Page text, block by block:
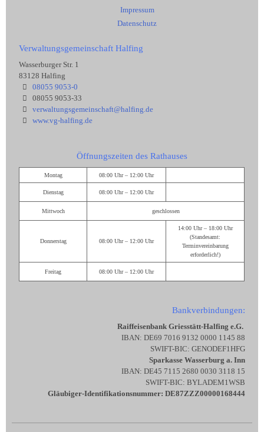
Impressum
Datenschutz
Verwaltungsgemeinschaft Halfing
Wasserburger Str. 1
83128 Halfing
08055 9053-0
08055 9053-33
verwaltungsgemeinschaft@halfing.de
www.vg-halfing.de
Öffnungszeiten des Rathauses
Montag 08:00 Uhr – 12:00 Uhr
Dienstag 08:00 Uhr – 12:00 Uhr
Mittwoch geschlossen
Donnerstag 08:00 Uhr – 12:00 Uhr
14:00 Uhr – 18:00 Uhr
(Standesamt:
Terminvereinbarung
erforderlich!)
Freitag 08:00 Uhr – 12:00 Uhr
Bankverbindungen:
Raiffeisenbank Griesstätt-Halfing e.G.
IBAN: DE69 7016 9132 0000 1145 88
SWIFT-BIC: GENODEF1HFG
Sparkasse Wasserburg a. Inn
IBAN: DE45 7115 2680 0030 3118 15
SWIFT-BIC: BYLADEM1WSB
Gläubiger-Identifikationsnummer: DE87ZZZ00000168444